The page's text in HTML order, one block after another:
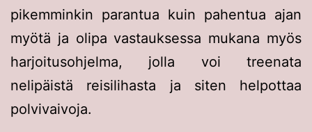
pikemminkin parantua kuin pahentua ajan
myötä ja olipa vastauksessa mukana myös
harjoitusohjelma, jolla voi treenata
nelipäistä reisilihasta ja siten helpottaa
polvivaivoja.